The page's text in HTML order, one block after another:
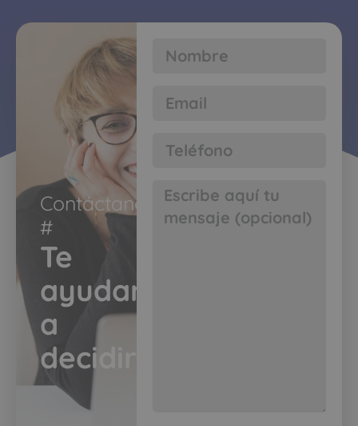
Contáctanos
#​
Te
ayudamos
a
decidir​